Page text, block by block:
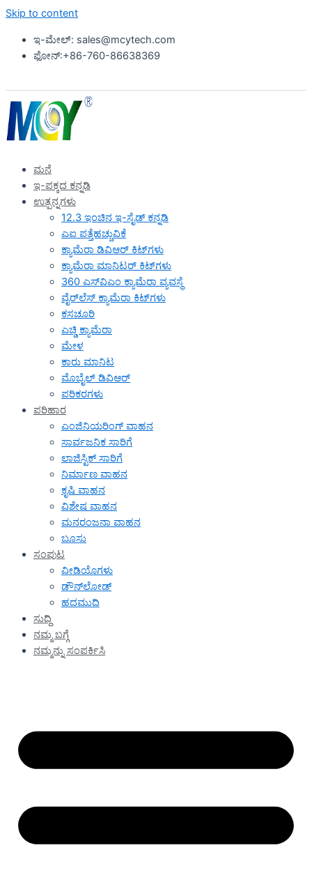
Skip to content
ಇ-ಮೇಲ್: sales@mcytech.com
ಫೋನ್:+86-760-86638369
ಮನೆ
ಇ-ಪಕ್ಕದ ಕನ್ನಡಿ
ಉತ್ಪನ್ನಗಳು
12.3 ಇಂಚಿನ ಇ-ಸೈಡ್ ಕನ್ನಡಿ
ಎಐ ಪತ್ತೆಹಚ್ಚುವಿಕೆ
ಕ್ಯಾಮೆರಾ ಡಿವಿಆರ್ ಕಿಟ್‌ಗಳು
ಕ್ಯಾಮೆರಾ ಮಾನಿಟರ್ ಕಿಟ್‌ಗಳು
360 ಎಸ್‌ವಿಎಂ ಕ್ಯಾಮೆರಾ ವ್ಯವಸ್ಥೆ
ವೈರ್‌ಲೆಸ್ ಕ್ಯಾಮೆರಾ ಕಿಟ್‌ಗಳು
ಕಸಚೂರಿ
ಎಚ್ಡಿ ಕ್ಯಾಮೆರಾ
ಮೇಳ
ಕಾರು ಮಾನಿಟ
ಮೊಬೈಲ್ ಡಿವಿಆರ್
ಪರಿಕರಗಳು
ಪರಿಹಾರ
ಎಂಜಿನಿಯರಿಂಗ್ ವಾಹನ
ಸಾರ್ವಜನಿಕ ಸಾರಿಗೆ
ಲಾಜಿಸ್ಟಿಕ್ ಸಾರಿಗೆ
ನಿರ್ಮಾಣ ವಾಹನ
ಕೃಷಿ ವಾಹನ
ವಿಶೇಷ ವಾಹನ
ಮನರಂಜನಾ ವಾಹನ
ಬೂಸು
ಸಂಪುಟ
ವೀಡಿಯೊಗಳು
ಡೌನ್‌ಲೋಡ್
ಹದಮುದಿ
ಸುದ್ದಿ
ನಮ್ಮ ಬಗ್ಗೆ
ನಮ್ಮನ್ನು ಸಂಪರ್ಕಿಸಿ